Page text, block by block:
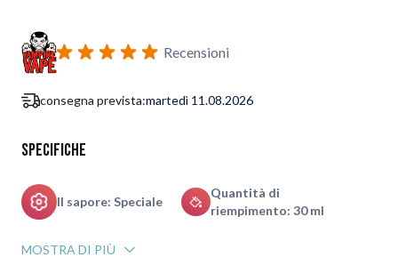
Recensioni
consegna prevista:martedì 11.08.2026
Specifiche
Il sapore: Speciale
Quantità di
riempimento: 30 ml
MOSTRA DI PIÙ